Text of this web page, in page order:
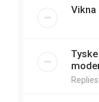
Vikna
Replies: